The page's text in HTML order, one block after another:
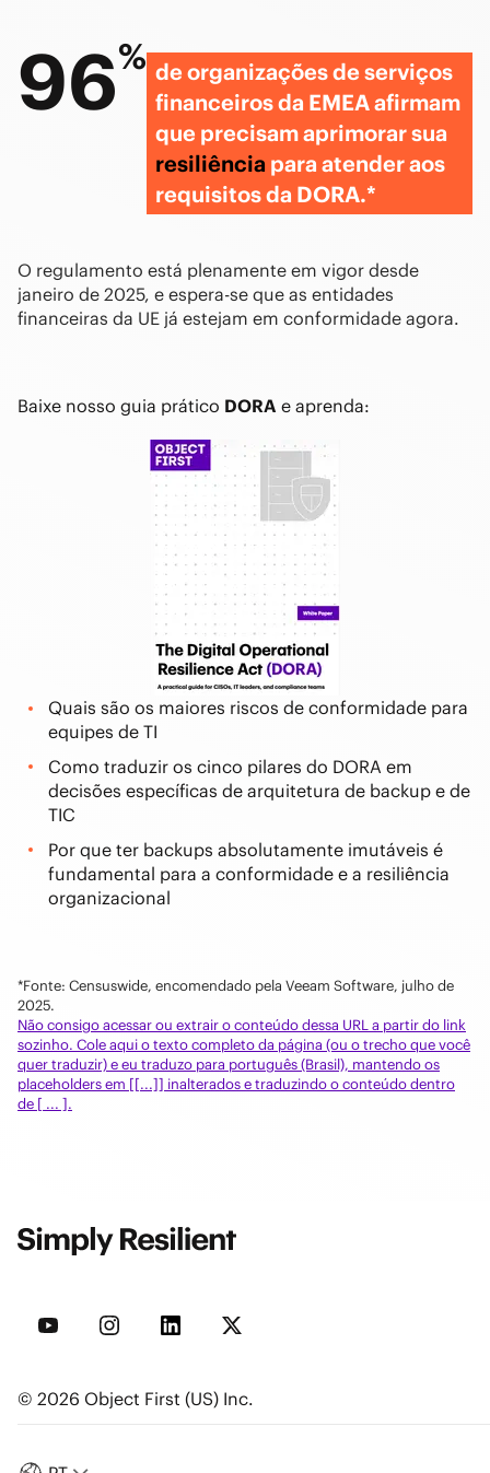
96% de organizações de serviços
financeiros da EMEA afirmam
que precisam aprimorar sua
resiliência para atender aos
requisitos da DORA.*
O regulamento está plenamente em vigor desde
janeiro de 2025, e espera-se que as entidades
financeiras da UE já estejam em conformidade agora.
Baixe nosso guia prático DORA e aprenda:
Quais são os maiores riscos de conformidade para
equipes de TI
Como traduzir os cinco pilares do DORA em
decisões específicas de arquitetura de backup e de
TIC
Por que ter backups absolutamente imutáveis é
fundamental para a conformidade e a resiliência
organizacional
*Fonte: Censuswide, encomendado pela Veeam Software, julho de
2025.
Não consigo acessar ou extrair o conteúdo dessa URL a partir do link
sozinho. Cole aqui o texto completo da página (ou o trecho que você
quer traduzir) e eu traduzo para português (Brasil), mantendo os
placeholders em [[...]] inalterados e traduzindo o conteúdo dentro
de [ ... ].
© 2026 Object First (US) Inc.